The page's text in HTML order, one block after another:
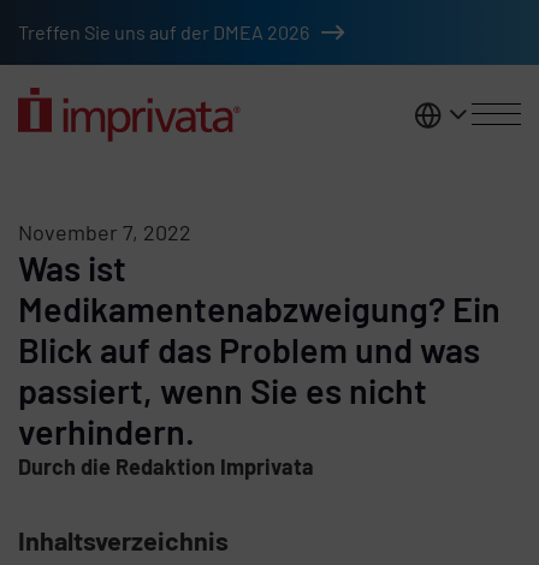
Treffen Sie uns auf der DMEA 2026
DACH
November 7, 2022
Was ist
Medikamentenabzweigung? Ein
Blick auf das Problem und was
passiert, wenn Sie es nicht
verhindern.
Durch die Redaktion Imprivata
Inhaltsverzeichnis